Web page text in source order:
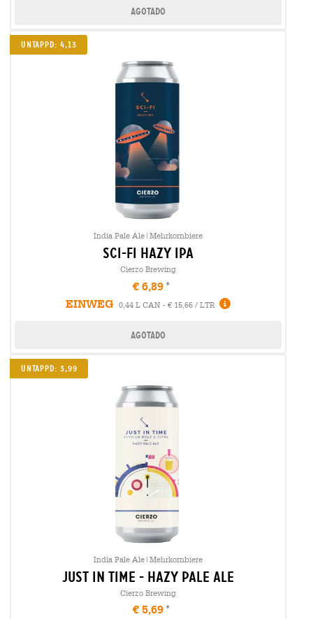
Agotado
UNTAPPD: 4,13
India Pale Ale|Mehrkornbiere
sci-fi hazy ipa
Cierzo Brewing
€ 6,89
EINWEG
0,44 L CAN - € 15,66 / LTR
Agotado
UNTAPPD: 3,99
India Pale Ale|Mehrkornbiere
just in time - hazy pale ale
Cierzo Brewing
€ 5,69